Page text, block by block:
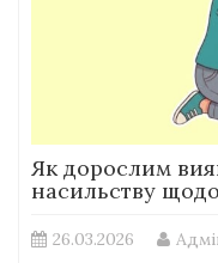
Як дорослим
насильству
26.03.2026